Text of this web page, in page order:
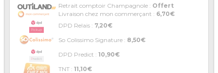
Retrait comptoir Champagnole : Offert
Livraison chez mon commerçant : 6,70€
DPD Relais : 7,20€
So Colissimo Signature : 8,50€
DPD Predict : 10,90€
TNT : 11,10€